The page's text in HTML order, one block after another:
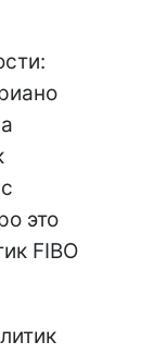
это
FIBO